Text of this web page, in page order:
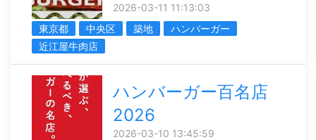
2026-03-11 11:13:03
東京都
中央区 築地
ハンバーガー
近江屋牛肉店
ハンバーガー百名店
2026
2026-03-10 13:45:59